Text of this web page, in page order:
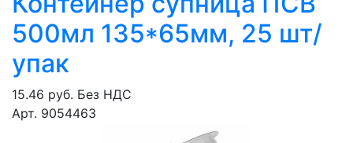
500мл 135*65мм, 25 шт/
упак
15.46 руб. Без НДС
Арт. 9054463